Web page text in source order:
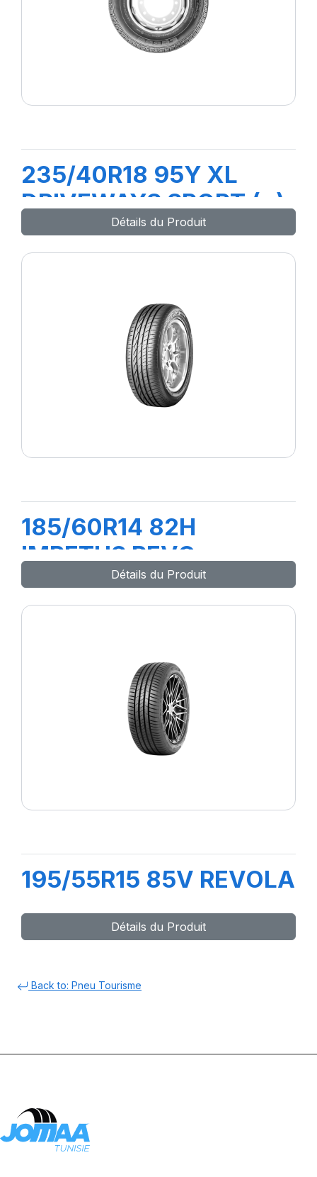
235/40R18 95Y XL
DRIVEWAYS SPORT (+)
Détails du Produit
185/60R14 82H
IMPETUS REVO
Détails du Produit
195/55R15 85V REVOLA
Détails du Produit
Back to: Pneu Tourisme